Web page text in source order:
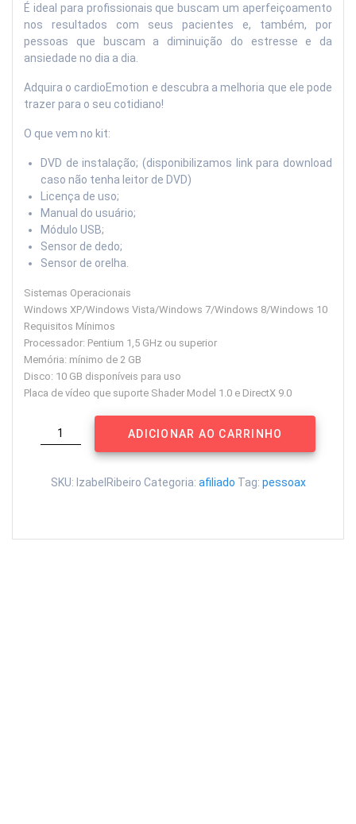
É ideal para profissionais que buscam um aperfeiçoamento
nos resultados com seus pacientes e, também, por
pessoas que buscam a diminuição do estresse e da
ansiedade no dia a dia.
Adquira o cardioEmotion e descubra a melhoria que ele pode
trazer para o seu cotidiano!
O que vem no kit:
DVD de instalação; (disponibilizamos link para download
caso não tenha leitor de DVD)
Licença de uso;
Manual do usuário;
Módulo USB;
Sensor de dedo;
Sensor de orelha.
Sistemas Operacionais
Windows XP/Windows Vista/Windows 7/Windows 8/Windows 10
Requisitos Mínimos
Processador: Pentium 1,5 GHz ou superior
Memória: mínimo de 2 GB
Disco: 10 GB disponíveis para uso
Placa de vídeo que suporte Shader Model 1.0 e DirectX 9.0
cardioEmotion®
Home
Izabel
ADICIONAR AO CARRINHO
SKU: IzabelRibeiro Categoria: afiliado Tag: pessoax